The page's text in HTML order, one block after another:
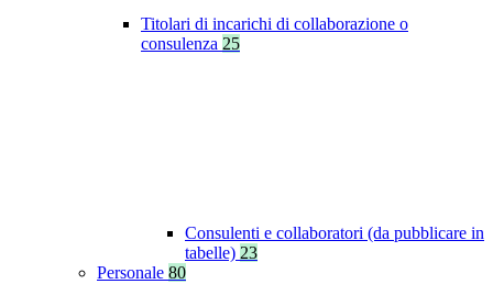
Titolari di incarichi di collaborazione o
consulenza 25
Consulenti e collaboratori (da pubblicare in
tabelle) 23
Personale 80